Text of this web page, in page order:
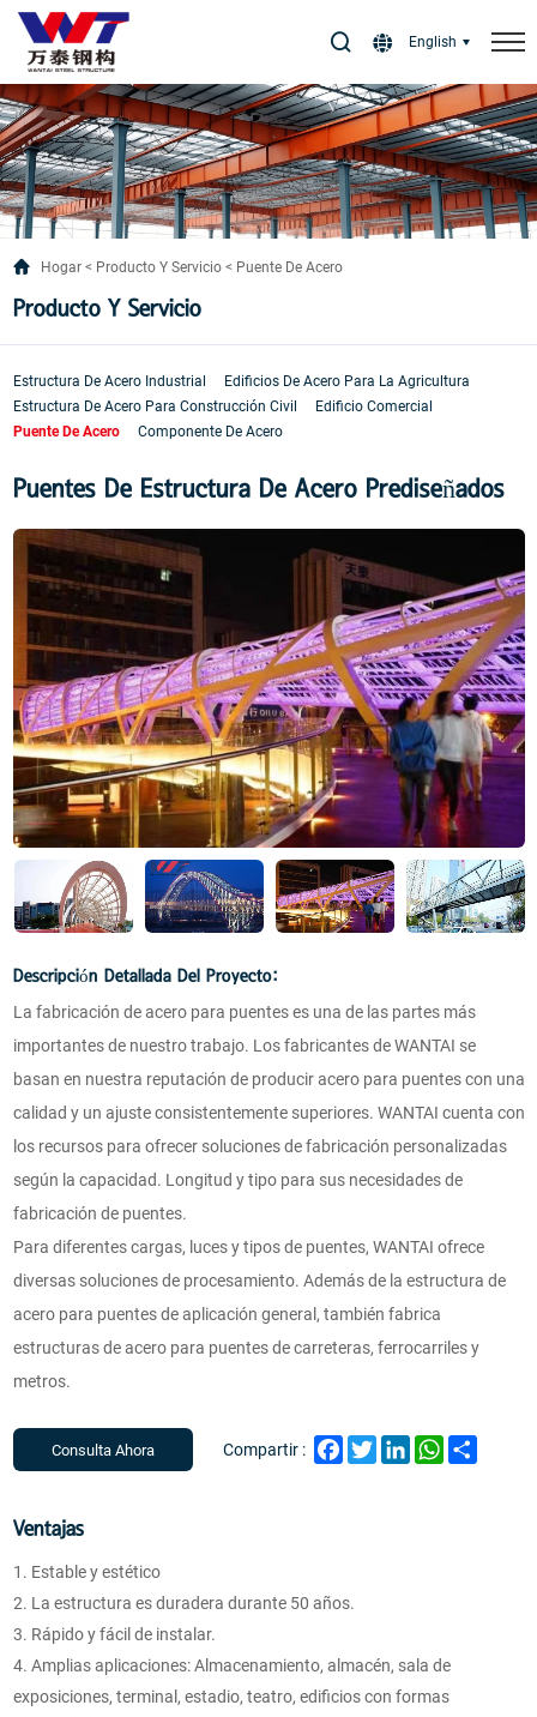
English
Select Language
Hogar Producto Y Servicio Puente De Acero
Producto Y Servicio
Estructura De Acero Industrial
Edificios De Acero Para La Agricultura
Estructura De Acero Para Construcción Civil
Edificio Comercial
Puente De Acero
Componente De Acero
Puentes De Estructura De Acero Prediseñados
Descripción Detallada Del Proyecto:
La fabricación de acero para puentes es una de las partes más
importantes de nuestro trabajo. Los fabricantes de WANTAI se
basan en nuestra reputación de producir acero para puentes con una
calidad y un ajuste consistentemente superiores. WANTAI cuenta con
los recursos para ofrecer soluciones de fabricación personalizadas
según la capacidad. Longitud y tipo para sus necesidades de
fabricación de puentes.
Para diferentes cargas, luces y tipos de puentes, WANTAI ofrece
diversas soluciones de procesamiento. Además de la estructura de
acero para puentes de aplicación general, también fabrica
estructuras de acero para puentes de carreteras, ferrocarriles y
metros.
Consulta Ahora Compartir : FacebookTwitterLinkedInWhatsApp
Ventajas
1. Estable y estético
2. La estructura es duradera durante 50 años.
3. Rápido y fácil de instalar.
4. Amplias aplicaciones: Almacenamiento, almacén, sala de
exposiciones, terminal, estadio, teatro, edificios con formas